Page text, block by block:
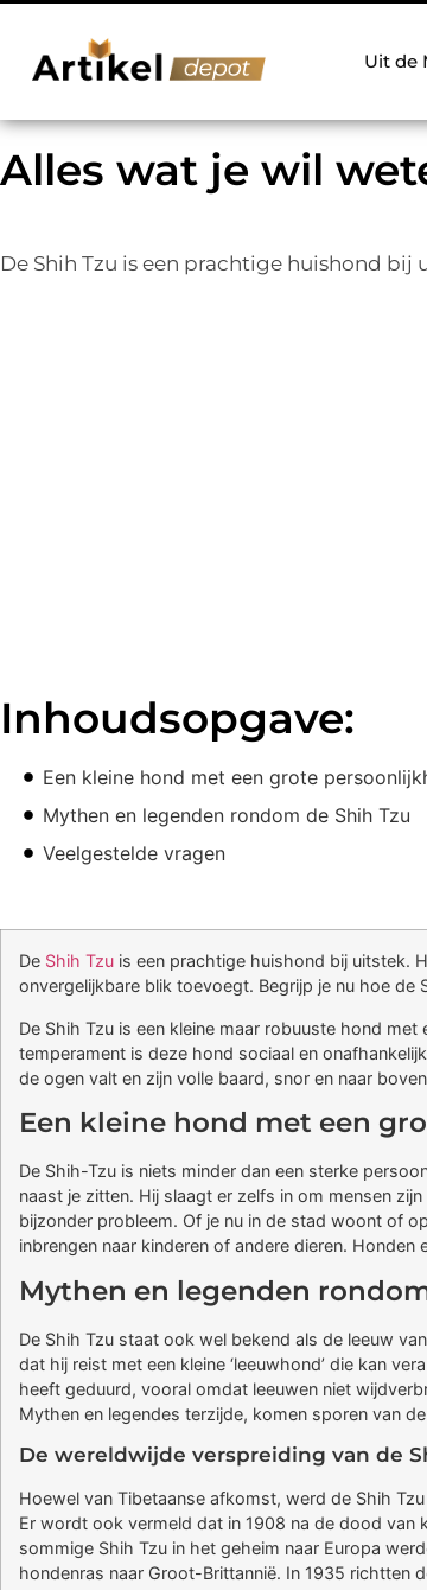
Uit de
Alles wat je wil
De Shih Tzu is een prachtige huishond
Inhoudsopgave:
Een kleine hond met een grote
Mythen en legenden rondom de Shih Tzu
Veelgestelde vragen
De Shih Tzu is een prachtige huishond bij uitstek.
onvergelijkbare blik toevoegt. Begrijp je nu hoe de
De Shih Tzu is een kleine maar robuuste hond
temperament is deze hond sociaal en
de ogen valt en zijn volle baard, snor en naar
Een kleine hond met een
De Shih-Tzu is niets minder dan een sterke
naast je zitten. Hij slaagt er zelfs in om mensen
bijzonder probleem. Of je nu in de stad woont of
inbrengen naar kinderen of andere dieren.
Mythen en legenden
De Shih Tzu staat ook wel bekend als de leeuw
dat hij reist met een kleine ‘leeuwhond’ die kan
heeft geduurd, vooral omdat leeuwen niet
Mythen en legendes terzijde, komen sporen van
De wereldwijde verspreiding van de
Hoewel van Tibetaanse afkomst, werd de Shih
Er wordt ook vermeld dat in 1908 na de dood van
sommige Shih Tzu in het geheim naar Europa
hondenras naar Groot-Brittannië. In 1935 richtten